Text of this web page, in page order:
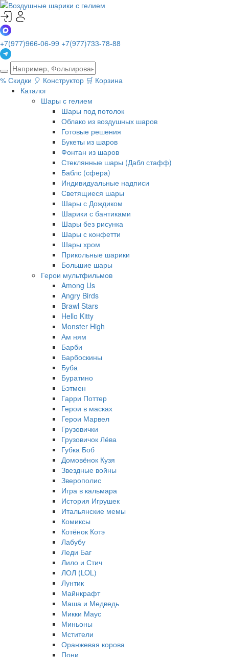
+7(977)966-06-99 +7(977)733-78-88
% Скидки 🎈 Конструктор 🛒 Корзина
Каталог
Шары с гелием
Шары под потолок
Облако из воздушных шаров
Готовые решения
Букеты из шаров
Фонтан из шаров
Стеклянные шары (Дабл стафф)
Баблс (сфера)
Индивидуальные надписи
Светящиеся шары
Шары с Дождиком
Шарики с бантиками
Шары без рисунка
Шары с конфетти
Шары хром
Прикольные шарики
Большие шары
Герои мультфильмов
Among Us
Angry Birds
Brawl Stars
Hello Kitty
Monster High
Ам ням
Барби
Барбоскины
Буба
Буратино
Бэтмен
Гарри Поттер
Герои в масках
Герои Марвел
Грузовички
Грузовичок Лёва
Губка Боб
Домовёнок Кузя
Звездные войны
Зверополис
Игра в кальмара
История Игрушек
Итальянские мемы
Комиксы
Котёнок Котэ
Лабубу
Леди Баг
Лило и Стич
ЛОЛ (LOL)
Лунтик
Майнкрафт
Маша и Медведь
Микки Маус
Миньоны
Мстители
Оранжевая корова
Пони